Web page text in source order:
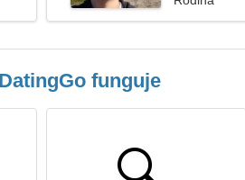
funguje